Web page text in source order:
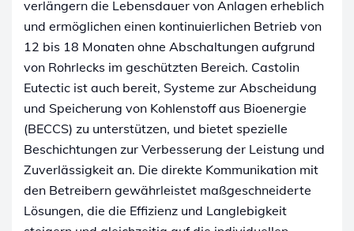
verlängern die Lebensdauer von Anlagen erheblich
und ermöglichen einen kontinuierlichen Betrieb von
12 bis 18 Monaten ohne Abschaltungen aufgrund
von Rohrlecks im geschützten Bereich. Castolin
Eutectic ist auch bereit, Systeme zur Abscheidung
und Speicherung von Kohlenstoff aus Bioenergie
(BECCS) zu unterstützen, und bietet spezielle
Beschichtungen zur Verbesserung der Leistung und
Zuverlässigkeit an. Die direkte Kommunikation mit
den Betreibern gewährleistet maßgeschneiderte
Lösungen, die die Effizienz und Langlebigkeit